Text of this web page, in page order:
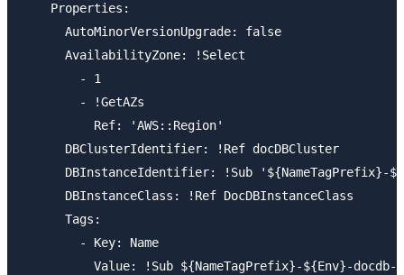
    Properties:
      AutoMinorVersionUpgrade: false
      AvailabilityZone: !Select
        - 1
        - !GetAZs
          Ref: 'AWS::Region'
      DBClusterIdentifier: !Ref docDBCluster
DBInstanceIdentifier: !Sub '${NameTagPrefix}-
      DBInstanceClass: !Ref DocDBInstanceClass
      Tags:
        - Key: Name
Value: !Sub ${NameTagPrefix}-${Env}-docdb-